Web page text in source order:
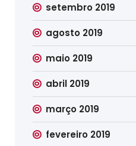
setembro 2019
agosto 2019
maio 2019
abril 2019
março 2019
fevereiro 2019